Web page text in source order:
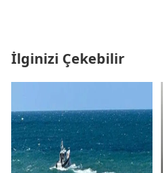
İlginizi Çekebilir